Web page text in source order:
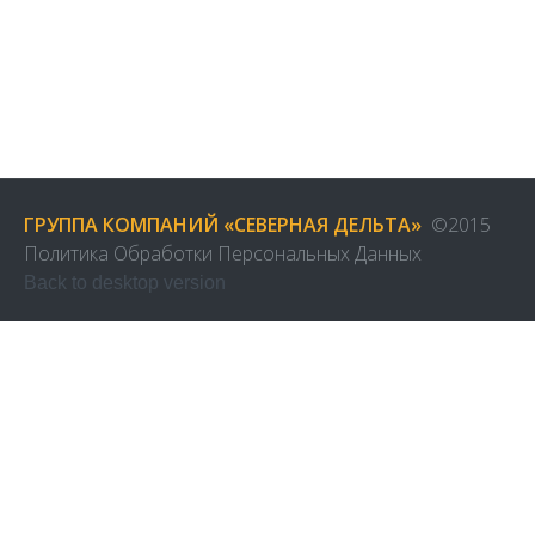
ГРУППА КОМПАНИЙ «СЕВЕРНАЯ ДЕЛЬТА» ©2015
Политика Обработки Персональных Данных
Back to desktop version